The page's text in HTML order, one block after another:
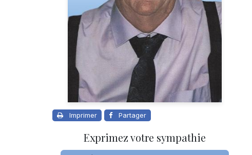
Imprimer Partager
Exprimez votre sympathie